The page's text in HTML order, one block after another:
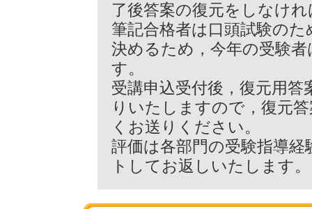
了後答案の復元をしなけ
筆記合格者は口頭試験の
決めるため，今年の受験
す。
受講申込受付後，復元用
りいたしますので，復元
くお送りください。
評価は各部門の受験指導
トしてお返しいたします。